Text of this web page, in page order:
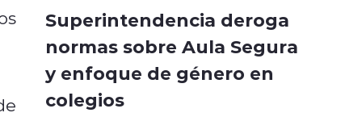
Superintendencia deroga
normas sobre Aula Segura
y enfoque de género en
colegios